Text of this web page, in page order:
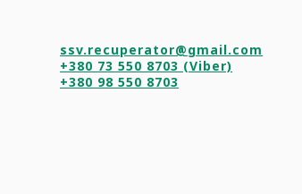
ssv.recuperator@gmail.com
+380 73 550 8703 (Viber)
+380 98 550 8703